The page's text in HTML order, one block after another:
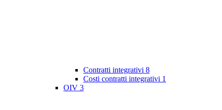
Contratti integrativi 8
Costi contratti integrativi 1
OIV 3